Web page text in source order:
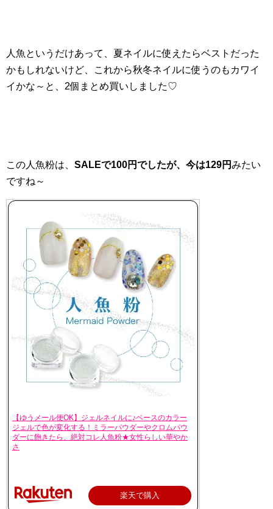
人魚というだけあって、夏ネイルに使えたらベストだった
かもしれないけど、これから秋冬ネイルに使うのもカワイ
イかな～と、2個まとめ買いしました♡
この人魚粉は、 SALEで100円でしたが、 今は129円みたい
ですね～
【ゆうメール便OK】ジェルネイルに♪ベースのカラー
ジェルで色が変化する！ミラーパウダーやクロムパウ
ダーに飽きたら、絶対コレ人魚粉★女性らしい華やか
さ
楽天で購入